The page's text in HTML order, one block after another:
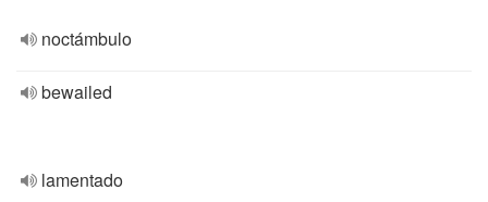
noctámbulo
bewailed
lamentado